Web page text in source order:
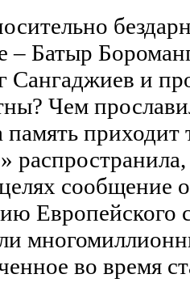
– Батыр
Сангаджиев и
Чем
память приходит
сообщение
Европейского
во время